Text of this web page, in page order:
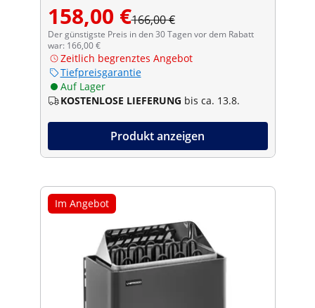
158,00 €166,00 €
Der günstigste Preis in den 30 Tagen vor dem Rabatt
war: 166,00 €
Zeitlich begrenztes Angebot
Tiefpreisgarantie
Auf Lager
KOSTENLOSE LIEFERUNG bis ca. 13.8.
Produkt anzeigen
Im Angebot